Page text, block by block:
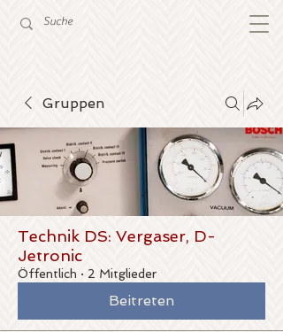
Gruppen
Technik DS: Vergaser, D-
Jetronic
Öffentlich · 2 Mitglieder
Beitreten